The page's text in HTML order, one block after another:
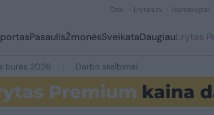
Orai Lrytas.tv Horoskopai
PasaulisŽmonėsSveikataDaugiauLrytas
burės 2026 Darbo skelbimai